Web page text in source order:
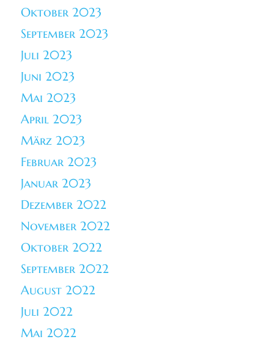
Oktober 2023
September 2023
Juli 2023
Juni 2023
Mai 2023
April 2023
März 2023
Februar 2023
Januar 2023
Dezember 2022
November 2022
Oktober 2022
September 2022
August 2022
Juli 2022
Mai 2022